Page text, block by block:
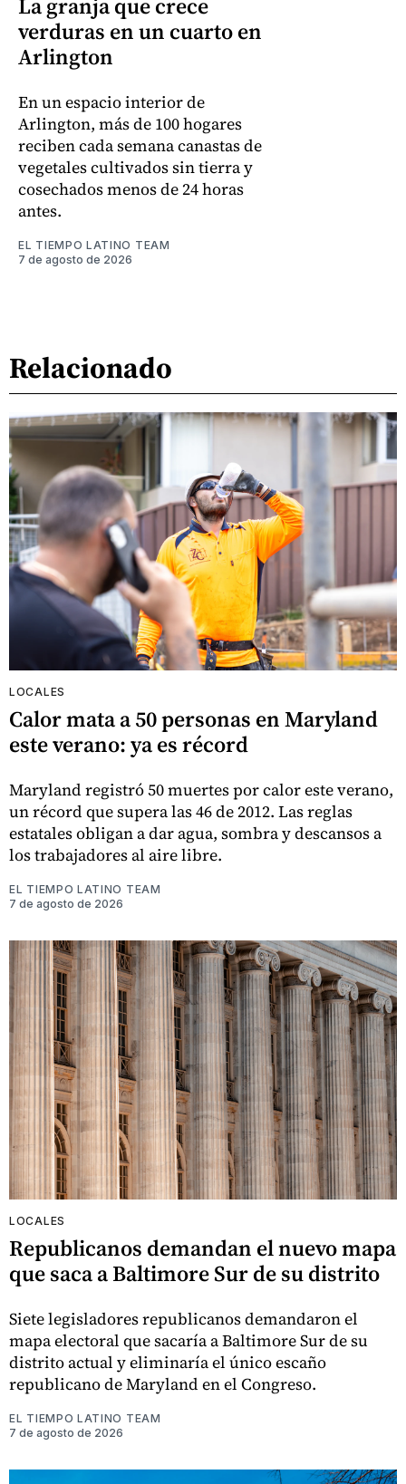
La granja que crece
verduras en un cuarto en
Arlington
En un espacio interior de
Arlington, más de 100 hogares
reciben cada semana canastas de
vegetales cultivados sin tierra y
cosechados menos de 24 horas
antes.
EL TIEMPO LATINO TEAM
7 de agosto de 2026
Relacionado
LOCALES
Calor mata a 50 personas en Maryland
este verano: ya es récord
Maryland registró 50 muertes por calor este verano,
un récord que supera las 46 de 2012. Las reglas
estatales obligan a dar agua, sombra y descansos a
los trabajadores al aire libre.
EL TIEMPO LATINO TEAM
7 de agosto de 2026
LOCALES
Republicanos demandan el nuevo mapa
que saca a Baltimore Sur de su distrito
Siete legisladores republicanos demandaron el
mapa electoral que sacaría a Baltimore Sur de su
distrito actual y eliminaría el único escaño
republicano de Maryland en el Congreso.
EL TIEMPO LATINO TEAM
7 de agosto de 2026